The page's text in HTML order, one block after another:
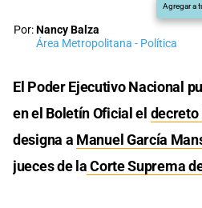
Agregar a
Por:Nancy Balza
Área Metropolitana - Política
El Poder Ejecutivo Nacional
en el Boletín Oficial el decreto
designa a Manuel García
jueces de laCorte Suprema